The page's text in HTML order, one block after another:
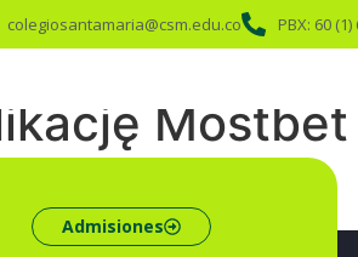
colegiosantamaria@csm.edu.co PBX: 60
Admisiones